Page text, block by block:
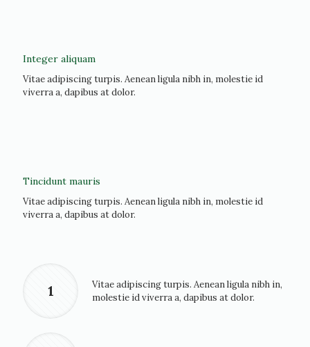
Integer aliquam
Vitae adipiscing turpis. Aenean ligula nibh in, molestie id
viverra a, dapibus at dolor.
Tincidunt mauris
Vitae adipiscing turpis. Aenean ligula nibh in, molestie id
viverra a, dapibus at dolor.
1
Vitae adipiscing turpis. Aenean ligula nibh in,
molestie id viverra a, dapibus at dolor.